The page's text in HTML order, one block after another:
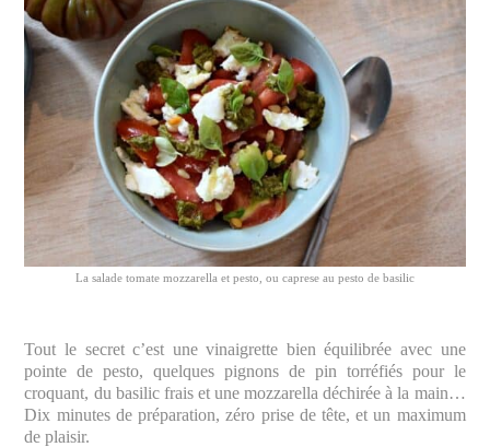
La salade tomate mozzarella et pesto, ou caprese au pesto de basilic
Tout le secret c’est une vinaigrette bien équilibrée avec une
pointe de pesto, quelques pignons de pin torréfiés pour le
croquant, du basilic frais et une mozzarella déchirée à la main…
Dix minutes de préparation, zéro prise de tête, et un maximum
de plaisir.